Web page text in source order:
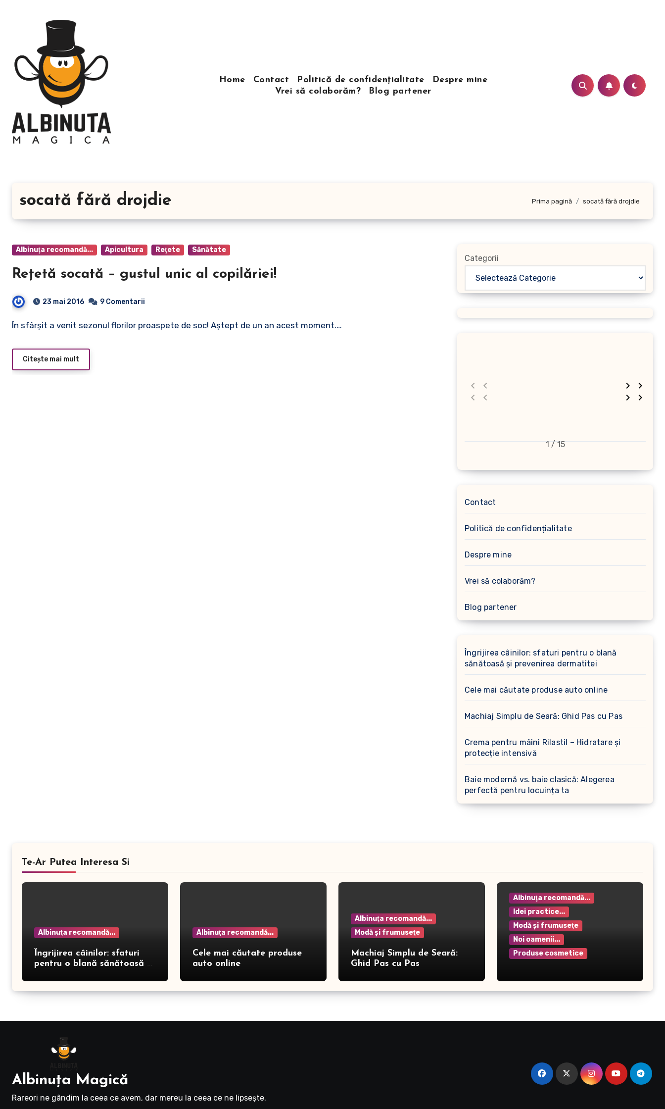
Home Contact Politică de confidențialitate
Despre mine
Vrei să colaborăm?
Blog partener
socată fără drojdie Prima pagină socată fără drojdie
Albinuţa recomandă... Apicultura Reţete Sănătate
Reţetă socată – gustul unic al copilăriei!
23 mai 2016 9 Comentarii
În sfârşit a venit sezonul florilor proaspete de soc! Aştept de un an acest moment.…
Citește mai mult
Categorii
1 / 15
Contact
Politică de confidențialitate
Despre mine
Vrei să colaborăm?
Blog partener
Îngrijirea câinilor: sfaturi pentru o blană
sănătoasă și prevenirea dermatitei
Cele mai căutate produse auto online
Machiaj Simplu de Seară: Ghid Pas cu Pas
Crema pentru mâini Rilastil – Hidratare și
protecție intensivă
Baie modernă vs. baie clasică: Alegerea
perfectă pentru locuința ta
Te-Ar Putea Interesa Si
Albinuţa recomandă...
Îngrijirea câinilor: sfaturi
pentru o blană sănătoasă și
Albinuţa recomandă...
Cele mai căutate produse
auto online
Albinuţa recomandă...
Modă şi frumuseţe
Machiaj Simplu de Seară:
Ghid Pas cu Pas
Albinuţa recomandă...
Idei practice...
Modă şi frumuseţe
Noi oamenii...
Produse cosmetice
– Hidratare și protecție
intensivă
Albinuţa Magică
Rareori ne gândim la ceea ce avem, dar mereu la ceea ce ne lipseşte.